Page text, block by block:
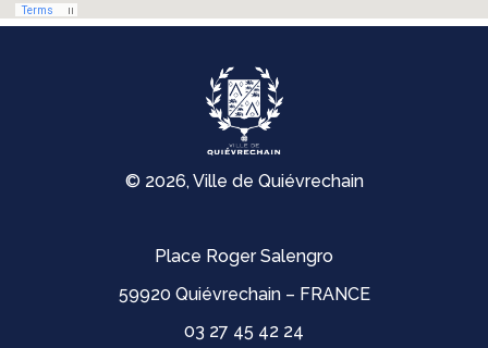
© 2026, Ville de Quiévrechain
Place Roger Salengro
59920 Quiévrechain – FRANCE
03 27 45 42 24